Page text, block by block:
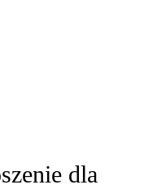
dla